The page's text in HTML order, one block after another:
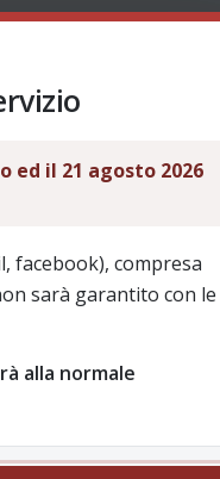
ed il 21 agosto 2026
facebook), compresa
sarà garantito con le
alla normale